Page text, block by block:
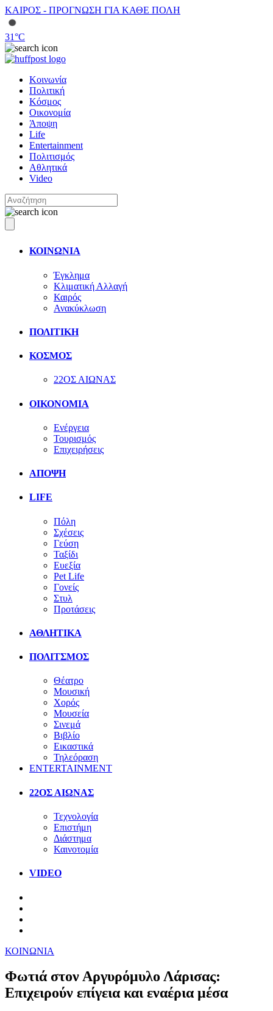
ΚΑΙΡΟΣ - ΠΡΟΓΝΩΣΗ ΓΙΑ ΚΑΘΕ ΠΟΛΗ
31°C
Κοινωνία
Πολιτική
Κόσμος
Οικονομία
Άποψη
Life
Entertainment
Πολιτισμός
Αθλητικά
Video
ΚΟΙΝΩΝΙΑ
Έγκλημα
Κλιματική Αλλαγή
Καιρός
Ανακύκλωση
ΠΟΛΙΤΙΚΗ
ΚΟΣΜΟΣ
22ΟΣ ΑΙΩΝΑΣ
ΟΙΚΟΝΟΜΙΑ
Ενέργεια
Τουρισμός
Επιχειρήσεις
ΑΠΟΨΗ
LIFE
Πόλη
Σχέσεις
Γεύση
Ταξίδι
Ευεξία
Pet Life
Γονείς
Στυλ
Προτάσεις
ΑΘΛΗΤΙΚΑ
ΠΟΛΙΤΣΜΟΣ
Θέατρο
Μουσική
Χορός
Μουσεία
Σινεμά
Βιβλίο
Εικαστικά
Τηλεόραση
ENTERTAINMENT
22ΟΣ ΑΙΩΝΑΣ
Τεχνολογία
Επιστήμη
Διάστημα
Καινοτομία
VIDEO
ΚΟΙΝΩΝΙΑ
Φωτιά στον Αργυρόμυλο Λάρισας:
Επιχειρούν επίγεια και εναέρια μέσα